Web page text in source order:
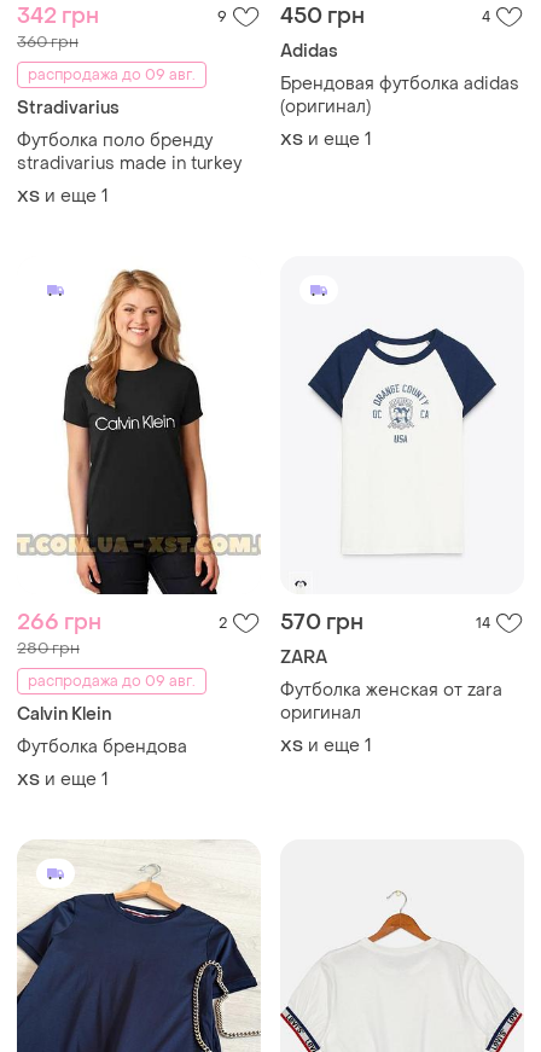
342 грн 9
360 грн
распродажа до 09 авг.
Stradivarius
Футболка поло бренду
stradivarius made in turkey
ХS и еще 1
450 грн 4
Adidas
Брендовая футболка adidas
(оригинал)
ХS и еще 1
266 грн 2
280 грн
распродажа до 09 авг.
Calvin Klein
Футболка брендова
ХS и еще 1
570 грн 14
ZARA
Футболка женская от zara
оригинал
ХS и еще 1